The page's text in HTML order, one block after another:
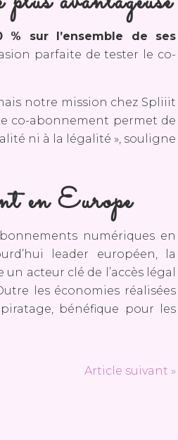
% sur l’ensemble de ses
parfaite de tester le co-
notre mission chez Spliiit
co-abonnement permet de
ni à la légalité », souligne
en Europe
numériques en
leader européen, la
acteur clé de l’accès légal
les économies réalisées
bénéfique pour les
Article suivant »